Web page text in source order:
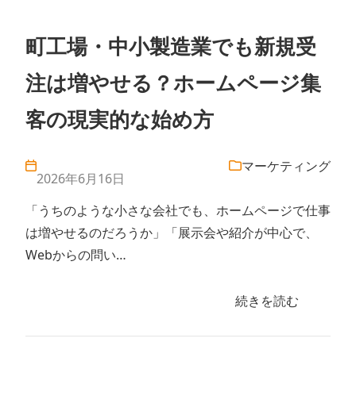
町工場・中小製造業でも新規受
注は増やせる？ホームページ集
客の現実的な始め方
2026年6月16日
マーケティング
「うちのような小さな会社でも、ホームページで仕事
は増やせるのだろうか」「展示会や紹介が中心で、
Webからの問い…
続きを読む